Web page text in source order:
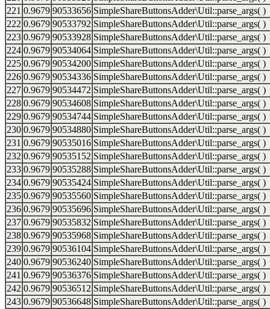
221 0.9679 90533656 SimpleShareButtonsAdder\Util::parse_args( )
222 0.9679 90533792 SimpleShareButtonsAdder\Util::parse_args( )
223 0.9679 90533928 SimpleShareButtonsAdder\Util::parse_args( )
224 0.9679 90534064 SimpleShareButtonsAdder\Util::parse_args( )
225 0.9679 90534200 SimpleShareButtonsAdder\Util::parse_args( )
226 0.9679 90534336 SimpleShareButtonsAdder\Util::parse_args( )
227 0.9679 90534472 SimpleShareButtonsAdder\Util::parse_args( )
228 0.9679 90534608 SimpleShareButtonsAdder\Util::parse_args( )
229 0.9679 90534744 SimpleShareButtonsAdder\Util::parse_args( )
230 0.9679 90534880 SimpleShareButtonsAdder\Util::parse_args( )
231 0.9679 90535016 SimpleShareButtonsAdder\Util::parse_args( )
232 0.9679 90535152 SimpleShareButtonsAdder\Util::parse_args( )
233 0.9679 90535288 SimpleShareButtonsAdder\Util::parse_args( )
234 0.9679 90535424 SimpleShareButtonsAdder\Util::parse_args( )
235 0.9679 90535560 SimpleShareButtonsAdder\Util::parse_args( )
236 0.9679 90535696 SimpleShareButtonsAdder\Util::parse_args( )
237 0.9679 90535832 SimpleShareButtonsAdder\Util::parse_args( )
238 0.9679 90535968 SimpleShareButtonsAdder\Util::parse_args( )
239 0.9679 90536104 SimpleShareButtonsAdder\Util::parse_args( )
240 0.9679 90536240 SimpleShareButtonsAdder\Util::parse_args( )
241 0.9679 90536376 SimpleShareButtonsAdder\Util::parse_args( )
242 0.9679 90536512 SimpleShareButtonsAdder\Util::parse_args( )
243 0.9679 90536648 SimpleShareButtonsAdder\Util::parse_args( )